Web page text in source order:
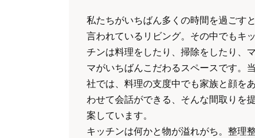
私たちがいちばん多くの時間を過ごすと
言われているリビング。その中でもキッ
チンは料理をしたり、掃除をしたり、マ
マがいちばんこだわるスペースです。当
社では、料理の支度中でも家族と顔をあ
わせて会話ができる、そんな間取りを提
案しています。
キッチンは何かと物が溢れがち。整理